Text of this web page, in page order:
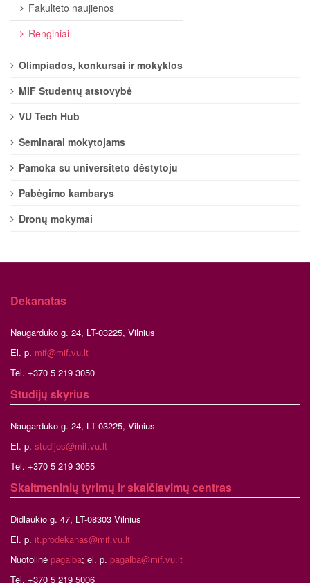
Fakulteto naujienos
Renginiai
Olimpiados, konkursai ir mokyklos
MIF Studentų atstovybė
VU Tech Hub
Seminarai mokytojams
Pamoka su universiteto dėstytoju
Pabėgimo kambarys
Dronų mokymai
Dekanatas
Naugarduko g. 24, LT-03225, Vilnius
El. p. mif@mif.vu.lt
Tel. +370 5 219 3050
Studijų skyrius
Naugarduko g. 24, LT-03225, Vilnius
El. p. studijos@mif.vu.lt
Tel. +370 5 219 3055
Skaitmeninių tyrimų ir skaičiavimų centras
Didlaukio g. 47, LT-08303 Vilnius
El. p. it.prodekanas@mif.vu.lt
Nuotolinė pagalba; el. p. pagalba@mif.vu.lt
Tel. +370 5 219 5006